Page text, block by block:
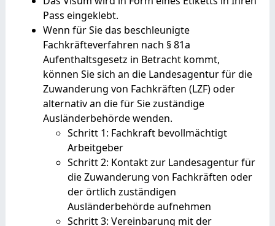
Pass eingeklebt.
Wenn für Sie das beschleunigte
Fachkräfteverfahren nach § 81a
Aufenthaltsgesetz in Betracht kommt,
können Sie sich an die Landesagentur für die
Zuwanderung von Fachkräften (LZF) oder
alternativ an die für Sie zuständige
Ausländerbehörde wenden.
Schritt 1: Fachkraft bevollmächtigt
Arbeitgeber
Schritt 2: Kontakt zur Landesagentur für
die Zuwanderung von Fachkräften oder
der örtlich zuständigen
Ausländerbehörde aufnehmen
Schritt 3: Vereinbarung mit der